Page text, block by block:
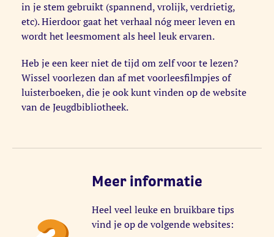
in je stem gebruikt (spannend, vrolijk, verdrietig,
etc). Hierdoor gaat het verhaal nóg meer leven en
wordt het leesmoment als heel leuk ervaren.
Heb je een keer niet de tijd om zelf voor te lezen?
Wissel voorlezen dan af met voorleesfilmpjes of
luisterboeken, die je ook kunt vinden op de website
van de Jeugdbibliotheek.
Meer informatie
Heel veel leuke en bruikbare tips
vind je op de volgende websites: